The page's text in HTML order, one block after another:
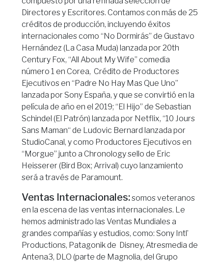
Directores y Escritores. Contamos con más de 25
créditos de producción, incluyendo éxitos
internacionales como “No Dormirás” de Gustavo
Hernández (La Casa Muda) lanzada por 20th
Century Fox, “All About My Wife” comedia
número 1 en Corea, Crédito de Productores
Ejecutivos en “Padre No Hay Mas Que Uno”
lanzada por Sony España, y que se convirtió en la
película de año en el 2019; “El Hijo” de Sebastian
Schindel (El Patrón) lanzada por Netflix, “10 Jours
Sans Maman“ de Ludovic Bernard lanzada por
StudioCanal, y como Productores Ejecutivos en
“Morgue” junto a Chronology sello de Eric
Heisserer (Bird Box; Arrival) cuyo lanzamiento
será a través de Paramount.
Ventas Internacionales:somos veteranos
en la escena de las ventas internacionales. Le
hemos administrado las Ventas Mundiales a
grandes compañías y estudios, como: Sony Intl’
Productions, Patagonik de Disney, Atresmedia de
Antena3, DLO (parte de Magnolia, del Grupo